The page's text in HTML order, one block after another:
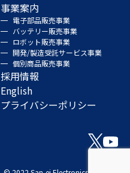
事業案内
電子部品販売事業
バッテリー販売事業
ロボット販売事業
開発/製造受託サービス事業
個別商品販売事業
採用情報
English
プライバシーポリシー